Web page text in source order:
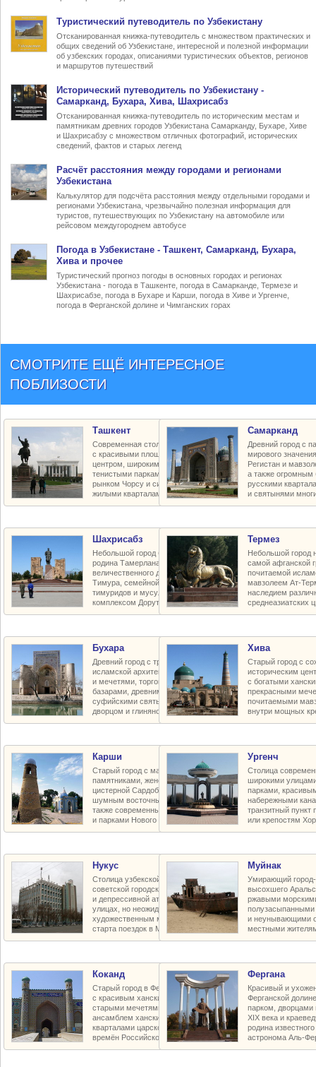
Туристический путеводитель по Узбекистану
Отсканированная книжка-путеводитель с множеством практических и
общих сведений об Узбекистане, интересной и полезной информации
об узбекских городах, описаниями туристических объектов, регионов
и маршрутов путешествий
Исторический путеводитель по Узбекистану-
Самарканд, Бухара, Хива, Шахрисабз
Отсканированная книжка-путеводитель по историческим местам и
памятникам древних городов Узбекистана Самарканду, Бухаре, Хиве
и Шахрисабзу с множеством отличных фотографий, исторических
сведений, фактов и старых легенд
Расчёт расстояния между городами и регионами
Узбекистана
Калькулятор для подсчёта расстояния между отдельными городами и
регионами Узбекистана, чрезвычайно полезная информация для
туристов, путешествующих по Узбекистану на автомобиле или
рейсовом междугороднем автобусе
Погода в Узбекистане- Ташкент, Самарканд, Бухара,
Хива и прочее
Туристический прогноз погоды в основных городах и регионах
Узбекистана - погода в Ташкенте, погода в Самарканде, Термезе и
Шахрисабзе, погода в Бухаре и Карши, погода в Хиве и Ургенче,
погода в Ферганской долине и Чимганских горах
СМОТРИТЕ ЕЩЁ ИНТЕРЕСНОЕ
ПОБЛИЗОСТИ
Ташкент
Современная столица Узбекистана
с красивыми площадями, деловым
центром, широкими проспектами,
тенистыми парками, шумным
рынком Чорсу и симпатичными
жилыми кварталами-махалле
Самарканд
Древний город с
мирового
Регистан и
а также огромным
русскими
и святынями
Шахрисабз
Небольшой город близ Самарканда
родина Тамерлана с остатками
величественного дворца Амира
Тимура, семейной усыпальницей
тимуридов и мусульманским
комплексом Дорут-Тиляват
Термез
Небольшой город
самой афганской
почитаемой
мавзолеем Ат-
наследием
среднеазиатских
Бухара
Древний город с традиционной
исламской архитектурой, медресе
и мечетями, торговыми куполами,
базарами, древними мавзолеями,
суфийскими святынями, ханским
дворцом и глиняной крепостью
Хива
Старый город с
историческим
с богатыми
прекрасными
почитаемыми
внутри мощных
Карши
Старый город с малоизвестными
памятниками, женским медресе,
цистерной Сардоба, мечетями и
шумным восточным базаром, а
также современными проспектами
и парками Нового города
Ургенч
Столица
широкими
парками,
набережными
транзитный пункт
или крепостям
Нукус
Столица узбекской Каракалпакии с
советской городской архитектурой
и депрессивной атмосферой на
улицах, но неожиданно богатым
художественным музеем - пункт
старта поездок в Муйнак и к Аралу
Муйнак
Умирающий город-
высохшего
ржавыми
и неунывающими
местными
Коканд
Старый город в Ферганской долине
с красивым ханским дворцом,
старыми мечетями и медресе,
ансамблем ханских усыпальниц и
кварталами царской застройки
времён Российской империи
Фергана
Красивый и
Ферганской
парком, дворцами
XIX века и
родина
астронома Аль-